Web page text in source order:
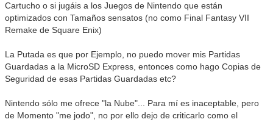
Cartucho o si jugáis a los Juegos de Nintendo que están
optimizados con Tamaños sensatos (no como Final Fantasy VII
Remake de Square Enix)
La Putada es que por Ejemplo, no puedo mover mis Partidas
Guardadas a la MicroSD Express, entonces como hago Copias de
Seguridad de esas Partidas Guardadas etc?
Nintendo sólo me ofrece "la Nube"... Para mí es inaceptable, pero
de Momento "me jodo", no por ello dejo de criticarlo como el